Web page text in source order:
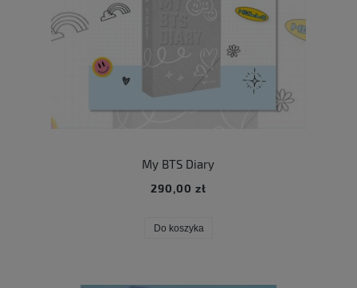
My BTS Diary
290,00 zł
Do koszyka